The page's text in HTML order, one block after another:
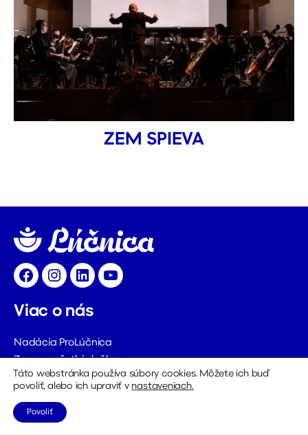
ZEM SPIEVA
FacebookInstagramLinkedInYouTube
Viac o nás
Nadácia ProLúčnica
Zoznam všetkých členov
Kontakty
Táto webstránka používa súbory cookies. Môžete ich buď
povoliť, alebo ich upraviť v nastaveniach.
Povoliť